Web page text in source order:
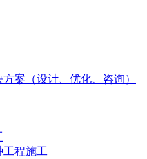
案（设计、优化、咨询）
工程施工